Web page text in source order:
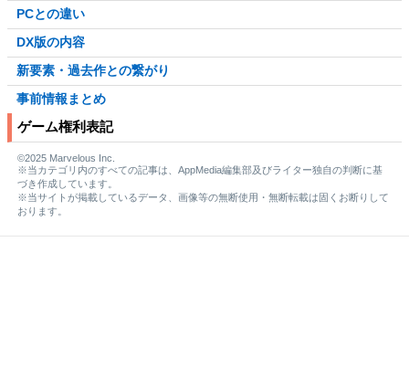
PCとの違い
DX版の内容
新要素・過去作との繋がり
事前情報まとめ
ゲーム権利表記
©2025 Marvelous Inc.
※当カテゴリ内のすべての記事は、AppMedia編集部及びライター独自の判断に基
づき作成しています。
※当サイトが掲載しているデータ、画像等の無断使用・無断転載は固くお断りして
おります。